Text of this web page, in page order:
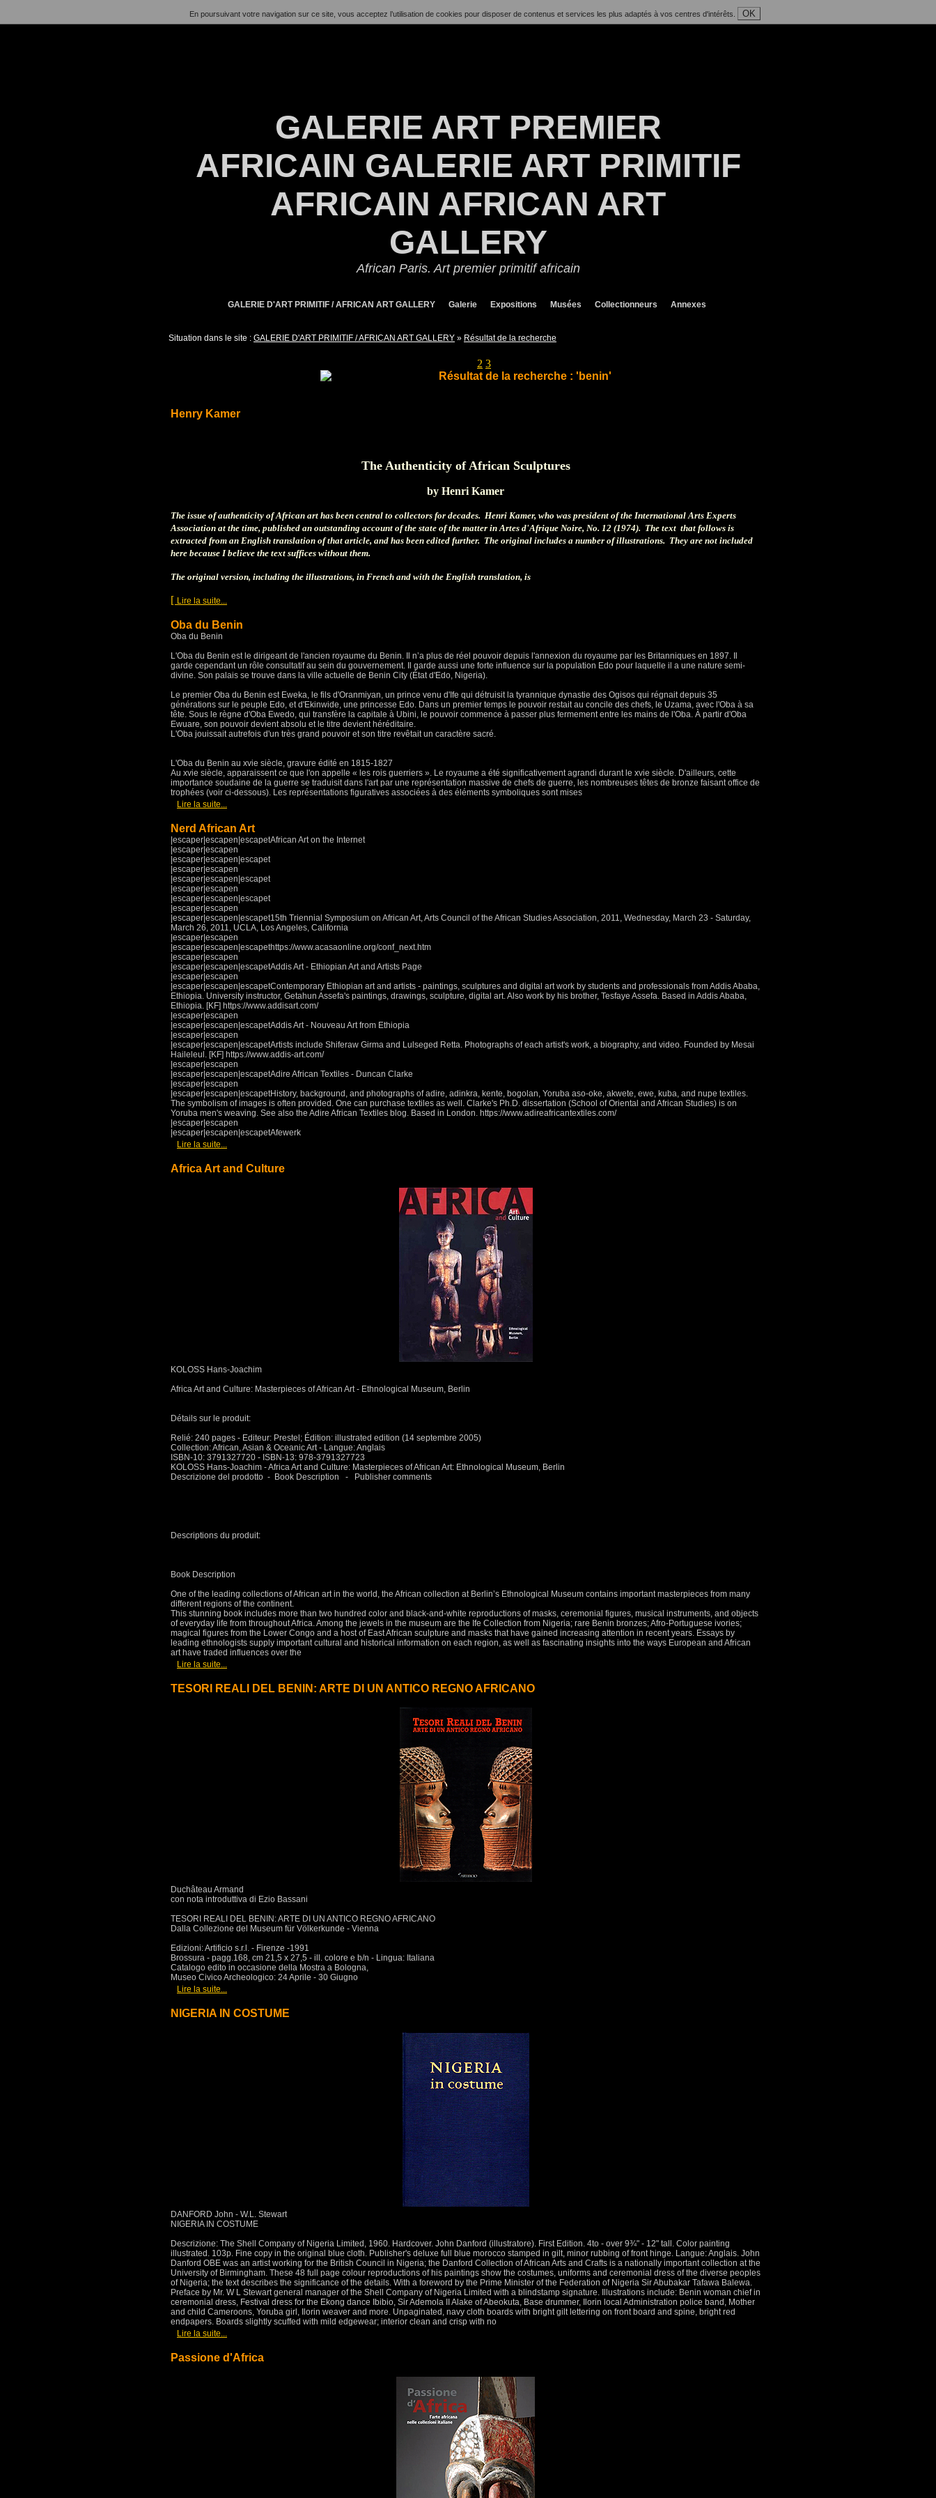
En poursuivant votre navigation sur ce site, vous acceptez l’utilisation de cookies pour disposer de contenus et services les plus adaptés à vos centres d'intérêts. OK
GALERIE ART PREMIER
AFRICAIN GALERIE ART PRIMITIF
AFRICAIN AFRICAN ART
GALLERY
African Paris. Art premier primitif africain
GALERIE D'ART PRIMITIF / AFRICAN ART GALLERY Galerie Expositions Musées Collectionneurs Annexes
Situation dans le site : GALERIE D'ART PRIMITIF / AFRICAN ART GALLERY » Résultat de la recherche
2 3
Résultat de la recherche : 'benin'
Henry Kamer
The Authenticity of African Sculptures
by Henri Kamer
The issue of authenticity of African art has been central to collectors for decades. Henri Kamer, who was president of the International Arts Experts
Association at the time, published an outstanding account of the state of the matter in Artes d'Afrique Noire, No. 12 (1974). The text that follows is
extracted from an English translation of that article, and has been edited further. The original includes a number of illustrations. They are not included
here because I believe the text suffices without them.
The original version, including the illustrations, in French and with the English translation, is
[ Lire la suite...
Oba du Benin
Oba du Benin
L'Oba du Benin est le dirigeant de l'ancien royaume du Benin. Il n’a plus de réel pouvoir depuis l'annexion du royaume par les Britanniques en 1897. Il
garde cependant un rôle consultatif au sein du gouvernement. Il garde aussi une forte influence sur la population Edo pour laquelle il a une nature semi-
divine. Son palais se trouve dans la ville actuelle de Benin City (État d'Edo, Nigeria).
Le premier Oba du Benin est Eweka, le fils d'Oranmiyan, un prince venu d'Ife qui détruisit la tyrannique dynastie des Ogisos qui régnait depuis 35
générations sur le peuple Edo, et d'Ekinwide, une princesse Edo. Dans un premier temps le pouvoir restait au concile des chefs, le Uzama, avec l'Oba à sa
tête. Sous le règne d'Oba Ewedo, qui transfère la capitale à Ubini, le pouvoir commence à passer plus fermement entre les mains de l'Oba. À partir d'Oba
Ewuare, son pouvoir devient absolu et le titre devient héréditaire.
L'Oba jouissait autrefois d'un très grand pouvoir et son titre revêtait un caractère sacré.
L'Oba du Benin au xvie siècle, gravure édité en 1815-1827
Au xvie siècle, apparaissent ce que l'on appelle « les rois guerriers ». Le royaume a été significativement agrandi durant le xvie siècle. D'ailleurs, cette
importance soudaine de la guerre se traduisit dans l'art par une représentation massive de chefs de guerre, les nombreuses têtes de bronze faisant office de
trophées (voir ci-dessous). Les représentations figuratives associées à des éléments symboliques sont mises
Lire la suite...
Nerd African Art
|escaper|escapen|escapetAfrican Art on the Internet
|escaper|escapen
|escaper|escapen|escapet
|escaper|escapen
|escaper|escapen|escapet
|escaper|escapen
|escaper|escapen|escapet
|escaper|escapen
|escaper|escapen|escapet15th Triennial Symposium on African Art, Arts Council of the African Studies Association, 2011, Wednesday, March 23 - Saturday,
March 26, 2011, UCLA, Los Angeles, California
|escaper|escapen
|escaper|escapen|escapethttps://www.acasaonline.org/conf_next.htm
|escaper|escapen
|escaper|escapen|escapetAddis Art - Ethiopian Art and Artists Page
|escaper|escapen
|escaper|escapen|escapetContemporary Ethiopian art and artists - paintings, sculptures and digital art work by students and professionals from Addis Ababa,
Ethiopia. University instructor, Getahun Assefa's paintings, drawings, sculpture, digital art. Also work by his brother, Tesfaye Assefa. Based in Addis Ababa,
Ethiopia. [KF] https://www.addisart.com/
|escaper|escapen
|escaper|escapen|escapetAddis Art - Nouveau Art from Ethiopia
|escaper|escapen
|escaper|escapen|escapetArtists include Shiferaw Girma and Lulseged Retta. Photographs of each artist's work, a biography, and video. Founded by Mesai
Haileleul. [KF] https://www.addis-art.com/
|escaper|escapen
|escaper|escapen|escapetAdire African Textiles - Duncan Clarke
|escaper|escapen
|escaper|escapen|escapetHistory, background, and photographs of adire, adinkra, kente, bogolan, Yoruba aso-oke, akwete, ewe, kuba, and nupe textiles.
The symbolism of images is often provided. One can purchase textiles as well. Clarke's Ph.D. dissertation (School of Oriental and African Studies) is on
Yoruba men's weaving. See also the Adire African Textiles blog. Based in London. https://www.adireafricantextiles.com/
|escaper|escapen
|escaper|escapen|escapetAfewerk
Lire la suite...
Africa Art and Culture
KOLOSS Hans-Joachim
Africa Art and Culture: Masterpieces of African Art - Ethnological Museum, Berlin
Détails sur le produit:
Relié: 240 pages - Editeur: Prestel; Édition: illustrated edition (14 septembre 2005)
Collection: African, Asian & Oceanic Art - Langue: Anglais
ISBN-10: 3791327720 - ISBN-13: 978-3791327723
KOLOSS Hans-Joachim - Africa Art and Culture: Masterpieces of African Art: Ethnological Museum, Berlin
Descrizione del prodotto - Book Description - Publisher comments
Descriptions du produit:
Book Description
One of the leading collections of African art in the world, the African collection at Berlin’s Ethnological Museum contains important masterpieces from many
different regions of the continent.
This stunning book includes more than two hundred color and black-and-white reproductions of masks, ceremonial figures, musical instruments, and objects
of everyday life from throughout Africa. Among the jewels in the museum are the Ife Collection from Nigeria; rare Benin bronzes; Afro-Portuguese ivories;
magical figures from the Lower Congo and a host of East African sculpture and masks that have gained increasing attention in recent years. Essays by
leading ethnologists supply important cultural and historical information on each region, as well as fascinating insights into the ways European and African
art have traded influences over the
Lire la suite...
TESORI REALI DEL BENIN: ARTE DI UN ANTICO REGNO AFRICANO
Duchâteau Armand
con nota introduttiva di Ezio Bassani
TESORI REALI DEL BENIN: ARTE DI UN ANTICO REGNO AFRICANO
Dalla Collezione del Museum für Völkerkunde - Vienna
Edizioni: Artificio s.r.l. - Firenze -1991
Brossura - pagg.168, cm 21,5 x 27,5 - ill. colore e b/n - Lingua: Italiana
Catalogo edito in occasione della Mostra a Bologna,
Museo Civico Archeologico: 24 Aprile - 30 Giugno
Lire la suite...
NIGERIA IN COSTUME
DANFORD John - W.L. Stewart
NIGERIA IN COSTUME
Descrizione: The Shell Company of Nigeria Limited, 1960. Hardcover. John Danford (illustratore). First Edition. 4to - over 9¾" - 12" tall. Color painting
illustrated. 103p. Fine copy in the original blue cloth. Publisher's deluxe full blue morocco stamped in gilt, minor rubbing of front hinge. Langue: Anglais. John
Danford OBE was an artist working for the British Council in Nigeria; the Danford Collection of African Arts and Crafts is a nationally important collection at the
University of Birmingham. These 48 full page colour reproductions of his paintings show the costumes, uniforms and ceremonial dress of the diverse peoples
of Nigeria; the text describes the significance of the details. With a foreword by the Prime Minister of the Federation of Nigeria Sir Abubakar Tafawa Balewa.
Preface by Mr. W L Stewart general manager of the Shell Company of Nigeria Limited with a blindstamp signature. Illustrations include: Benin woman chief in
ceremonial dress, Festival dress for the Ekong dance Ibibio, Sir Ademola II Alake of Abeokuta, Base drummer, Ilorin local Administration police band, Mother
and child Cameroons, Yoruba girl, Ilorin weaver and more. Unpaginated, navy cloth boards with bright gilt lettering on front board and spine, bright red
endpapers. Boards slightly scuffed with mild edgewear; interior clean and crisp with no
Lire la suite...
Passione d'Africa